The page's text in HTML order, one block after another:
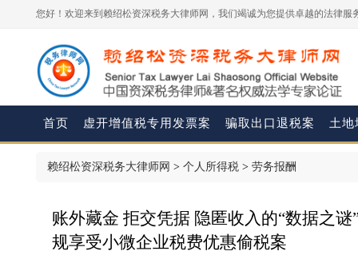
您好！欢迎来到赖绍松资深税务大律师网，我们竭诚为您提供卓越的法律服
首页 虚开增值税专用发票案 骗取出口退税案 土地
赖绍松资深税务大律师网 > 个人所得税 > 劳务报酬
账外藏金 拒交凭据 隐匿收入的“数据之
规享受小微企业税费优惠偷税案